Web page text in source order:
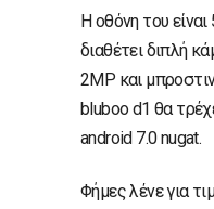
Η οθόνη του
διαθέτει διπλή
2MP και
bluboo d1 θα
android 7.0 nugat.
Φήμες λένε για